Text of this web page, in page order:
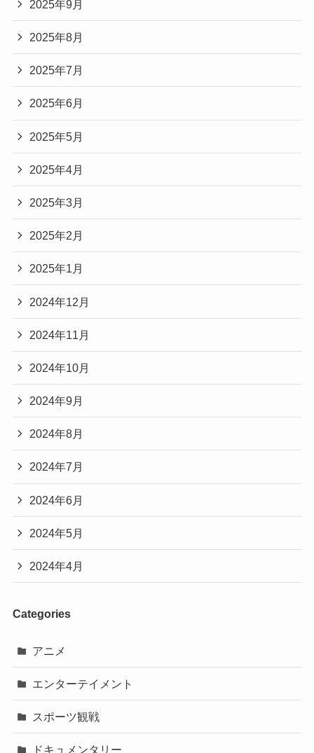
2025年9月
2025年8月
2025年7月
2025年6月
2025年5月
2025年4月
2025年3月
2025年2月
2025年1月
2024年12月
2024年11月
2024年10月
2024年9月
2024年8月
2024年7月
2024年6月
2024年5月
2024年4月
Categories
アニメ
エンターテイメント
スポーツ観戦
ドキュメンタリー